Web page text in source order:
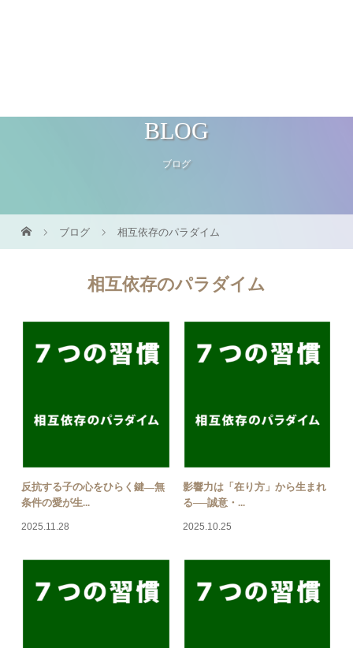
BLOG
ブログ
ブログ 相互依存のパラダイム
相互依存のパラダイム
反抗する子の心をひらく鍵―無
条件の愛が生...
2025.11.28
影響力は「在り方」から生まれ
る──誠意・...
2025.10.25